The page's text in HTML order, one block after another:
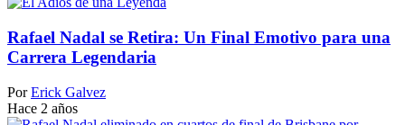
Rafael Nadal se Retira: Un Final Emotivo para una
Carrera Legendaria
Por Erick Galvez
Hace 2 años